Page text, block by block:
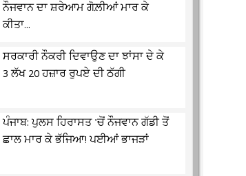
ਨੌਜਵਾਨ ਦਾ ਸ਼ਰੇਆਮ ਗੋਲ਼ੀਆਂ ਮਾਰ ਕੇ
ਕੀਤਾ...
ਸਰਕਾਰੀ ਨੌਕਰੀ ਦਿਵਾਉਣ ਦਾ ਝਾਂਸਾ ਦੇ ਕੇ
3 ਲੱਖ 20 ਹਜ਼ਾਰ ਰੁਪਏ ਦੀ ਠੱਗੀ
ਪੰਜਾਬ: ਪੁਲਸ ਹਿਰਾਸਤ 'ਚੋਂ ਨੌਜਵਾਨ ਗੱਡੀ ਤੋਂ
ਛਾਲ ਮਾਰ ਕੇ ਭੱਜਿਆ! ਪਈਆਂ ਭਾਜੜਾਂ